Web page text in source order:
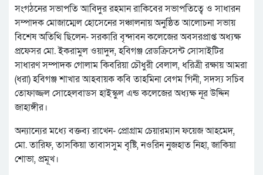
সংগঠনের সভাপতি আবিদুর রহমান রাকিবের সভাপতিত্বে ও সাধারন
সম্পাদক মোজাম্মেল হোসেনের সঞ্চালনায় অনুষ্ঠিত আলোচনা সভায়
বিশেষ অতিথি ছিলেন- সরকারি বৃন্দাবন কলেজের অবসরপ্রাপ্ত অধ্যক্ষ
প্রফেসর মো. ইকরামুল ওয়াদুদ, হবিগঞ্জ রেডক্রিসেন্ট সোসাইটির
সাধারণ সম্পাদক গোলাম কিবরিয়া চৌধুরী বেলাল, ধরিত্রী রক্ষায় আমরা
(ধরা) হবিগঞ্জ শাখার আহবায়ক কবি তাহমিনা বেগম গিনী, সদস্য সচিব
তোফাজ্জল সোহেলবাডস হাইস্কুল এন্ড কলেজের অধ্যক্ষ নূর উদ্দিন
জাহাঙ্গীর।
অন্যান্যের মধ্যে বক্তব্য রাখেন- প্রোগ্রাম চেয়ারম্যান ফয়েজ আহমেদ,
মো. তারিফ, তাসকিয়া তাবাসসুম বৃষ্টি, নওরিন নুজহাত নিহা, জাকিয়া
শোভা, প্রমূখ।